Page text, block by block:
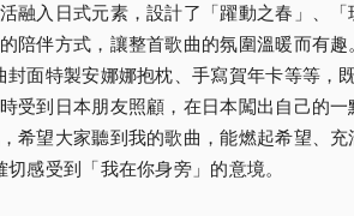
融入日式元素，設計了「躍動之春」、「
陪伴方式，讓整首歌曲的氛圍溫暖而有趣
封面特製安娜娜抱枕、手寫賀年卡等等，
受到日本朋友照顧， 在日本闖出自己的一
希望大家聽到我的歌曲，能燃起希望、充
切感受到「我在你身旁」的意境。